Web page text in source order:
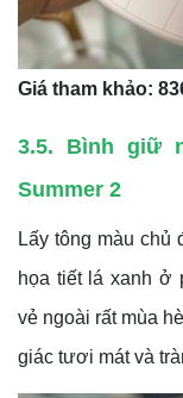
Giá tham khảo:
3.5. Bình giữ
Summer 2
Lấy tông màu chủ
họa tiết lá xanh ở
vẻ ngoài rất mùa
giác tươi mát và